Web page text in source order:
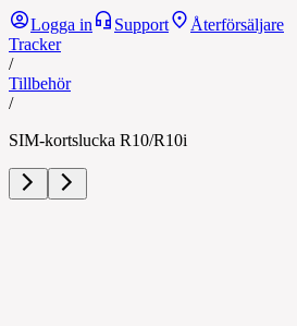
Logga in Support
Återförsäljare
Tracker
/
Tillbehör
/
SIM-kortslucka R10/R10i